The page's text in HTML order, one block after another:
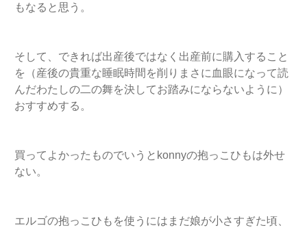
もなると思う。
そして、できれば出産後ではなく出産前に購入すること
を（産後の貴重な睡眠時間を削りまさに血眼になって読
んだわたしの二の舞を決してお踏みにならないように）
おすすめする。
買ってよかったものでいうとkonnyの抱っこひもは外せ
ない。
エルゴの抱っこひもを使うにはまだ娘が小さすぎた頃、